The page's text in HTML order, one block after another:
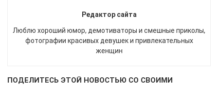
Редактор сайта
Люблю хороший юмор, демотиваторы и смешные приколы,
фотографии красивых девушек и привлекательных
женщин
ПОДЕЛИТЕСЬ ЭТОЙ НОВОСТЬЮ СО СВОИМИ